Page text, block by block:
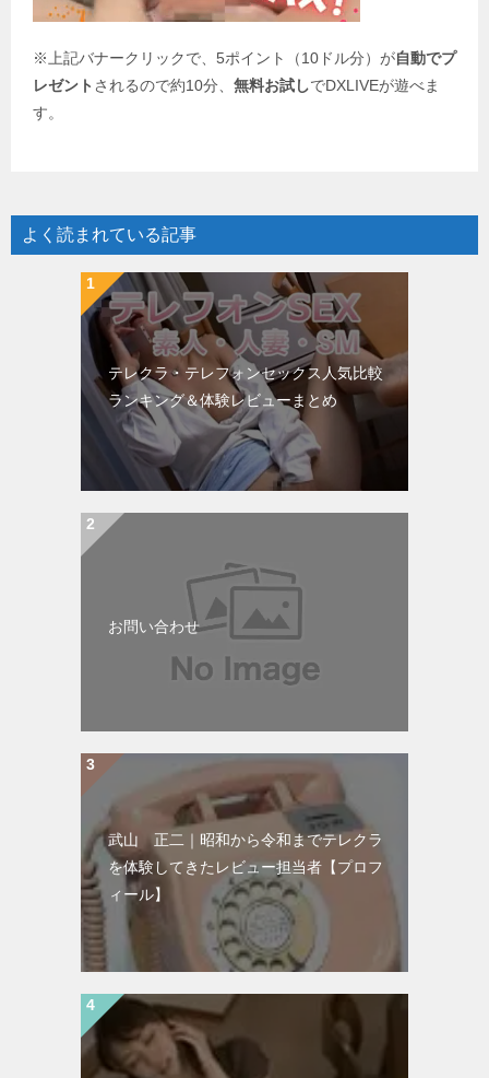
※上記バナークリックで、5ポイント（10ドル分）が自動でプ
レゼント されるので約10分、 無料お試しでDXLIVEが遊べま
す。
よく読まれている記事
テレクラ・テレフォンセックス人気比較
ランキング＆体験レビューまとめ
お問い合わせ
武山 正二｜昭和から令和までテレクラ
を体験してきたレビュー担当者【プロフ
ィール】